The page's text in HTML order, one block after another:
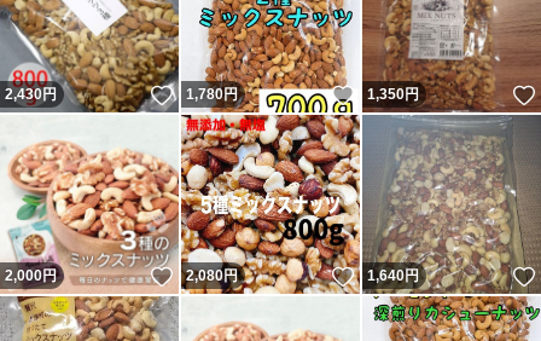
2,430円 いいね！
1,780円 いいね！
1,350円
2,000円 いいね！
2,080円 いいね！
1,640円